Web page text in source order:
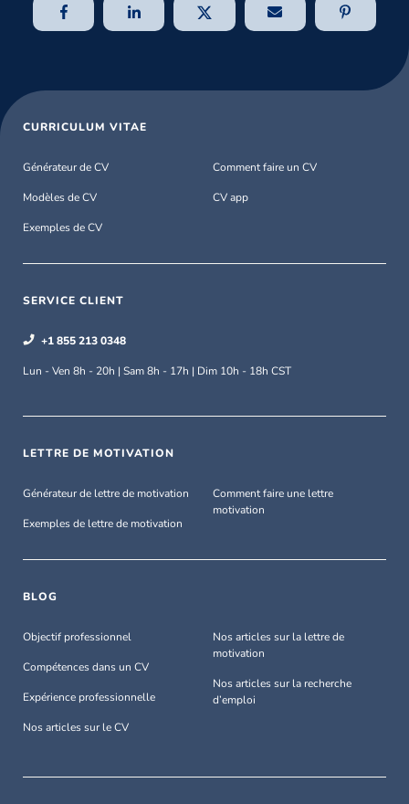
CURRICULUM VITAE
Générateur de CV
Modèles de CV
Exemples de CV
Comment faire un CV
CV app
SERVICE CLIENT
+1 855 213 0348
Lun - Ven 8h - 20h | Sam 8h - 17h | Dim 10h - 18h CST
LETTRE DE MOTIVATION
Générateur de lettre de motivation
Exemples de lettre de motivation
Comment faire une lettre
motivation
BLOG
Objectif professionnel
Compétences dans un CV
Expérience professionnelle
Nos articles sur le CV
Nos articles sur la lettre de
motivation
Nos articles sur la recherche
d’emploi